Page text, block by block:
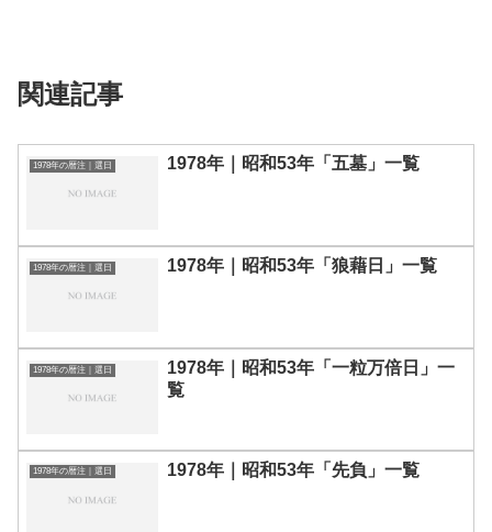
関連記事
1978年の暦注｜選日 1978年｜昭和53年「五墓」一覧
1978年の暦注｜選日 1978年｜昭和53年「狼藉日」一覧
1978年の暦注｜選日
1978年｜昭和53年「一粒万倍日」一
覧
1978年の暦注｜選日 1978年｜昭和53年「先負」一覧